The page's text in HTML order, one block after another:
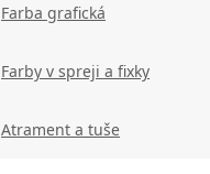
Farba grafická
Farby v spreji a fixky
Atrament a tuše